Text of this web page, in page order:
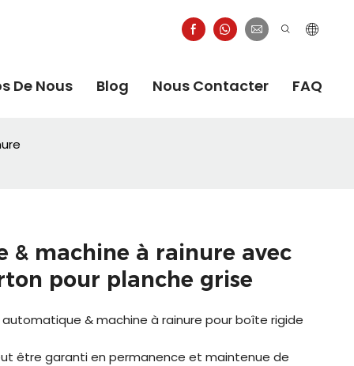
De Nous Blog Nous Contacter FAQ
& machine à rainure avec
pour planche grise
& machine à rainure pour boîte rigide
être garanti en permanence et maintenue de